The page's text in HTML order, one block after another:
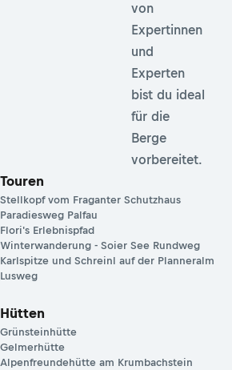
von
Expertinnen
und
Experten
bist du ideal
für die
Berge
vorbereitet.
Touren
Stellkopf vom Fraganter Schutzhaus
Paradiesweg Palfau
Flori's Erlebnispfad
Winterwanderung - Soier See Rundweg
Karlspitze und Schreinl auf der Planneralm
Lusweg
Hütten
Grünsteinhütte
Gelmerhütte
Alpenfreundehütte am Krumbachstein